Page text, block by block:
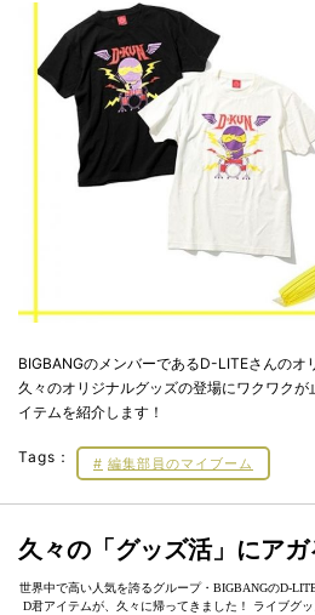
BIGBANGのメンバーであるD-LITEさんのオ
久々のオリジナルグッズの登場にワクワク
イテムを紹介します！
Tags： 編集部員のマイブーム
久々の「グッズ活」にアガ
世界中で高い人気を誇るグループ・BIGBANGのD-
D君アイテムが、久々に帰ってきました！ ライブグ